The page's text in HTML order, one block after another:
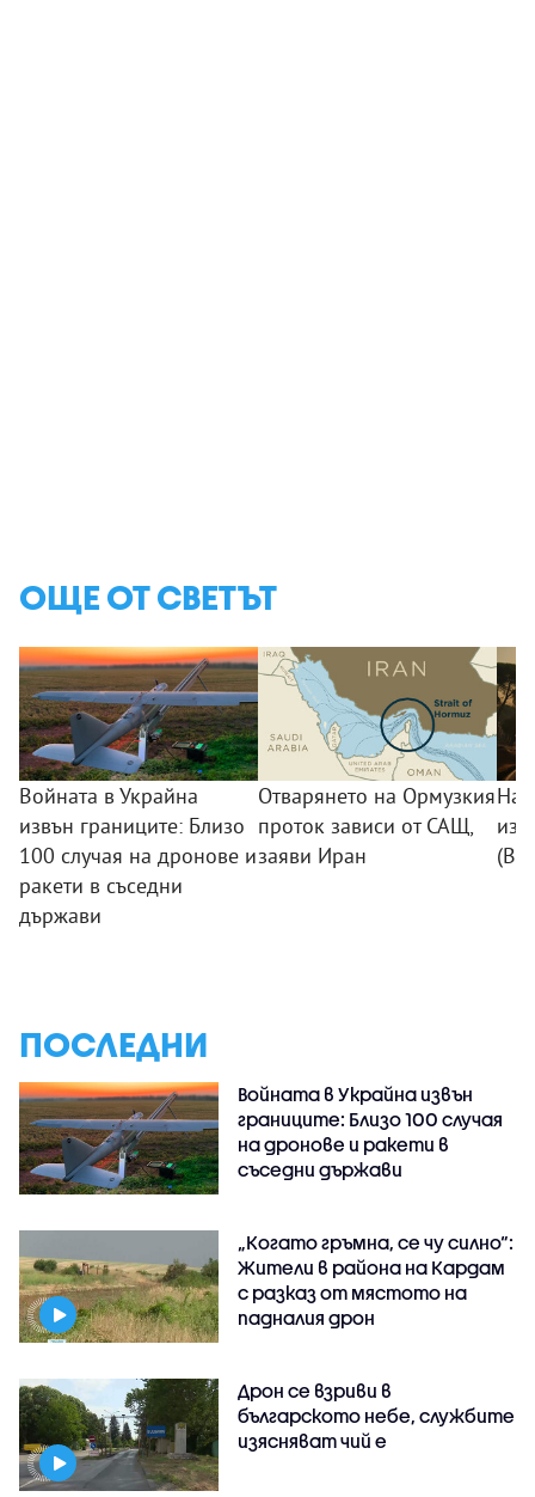
ОЩЕ ОТ СВЕТЪТ
Войната в Украйна
извън границите: Близо
100 случая на дронове и
ракети в съседни
държави
Отварянето на Ормузкия
проток зависи от САЩ,
заяви Иран
ПОСЛЕДНИ
Войната в Украйна извън
границите: Близо 100 случая
на дронове и ракети в
съседни държави
„Когато гръмна, се чу силно“:
Жители в района на Кардам
с разказ от мястото на
падналия дрон
Дрон се взриви в
българското небе, службите
изясняват чий е